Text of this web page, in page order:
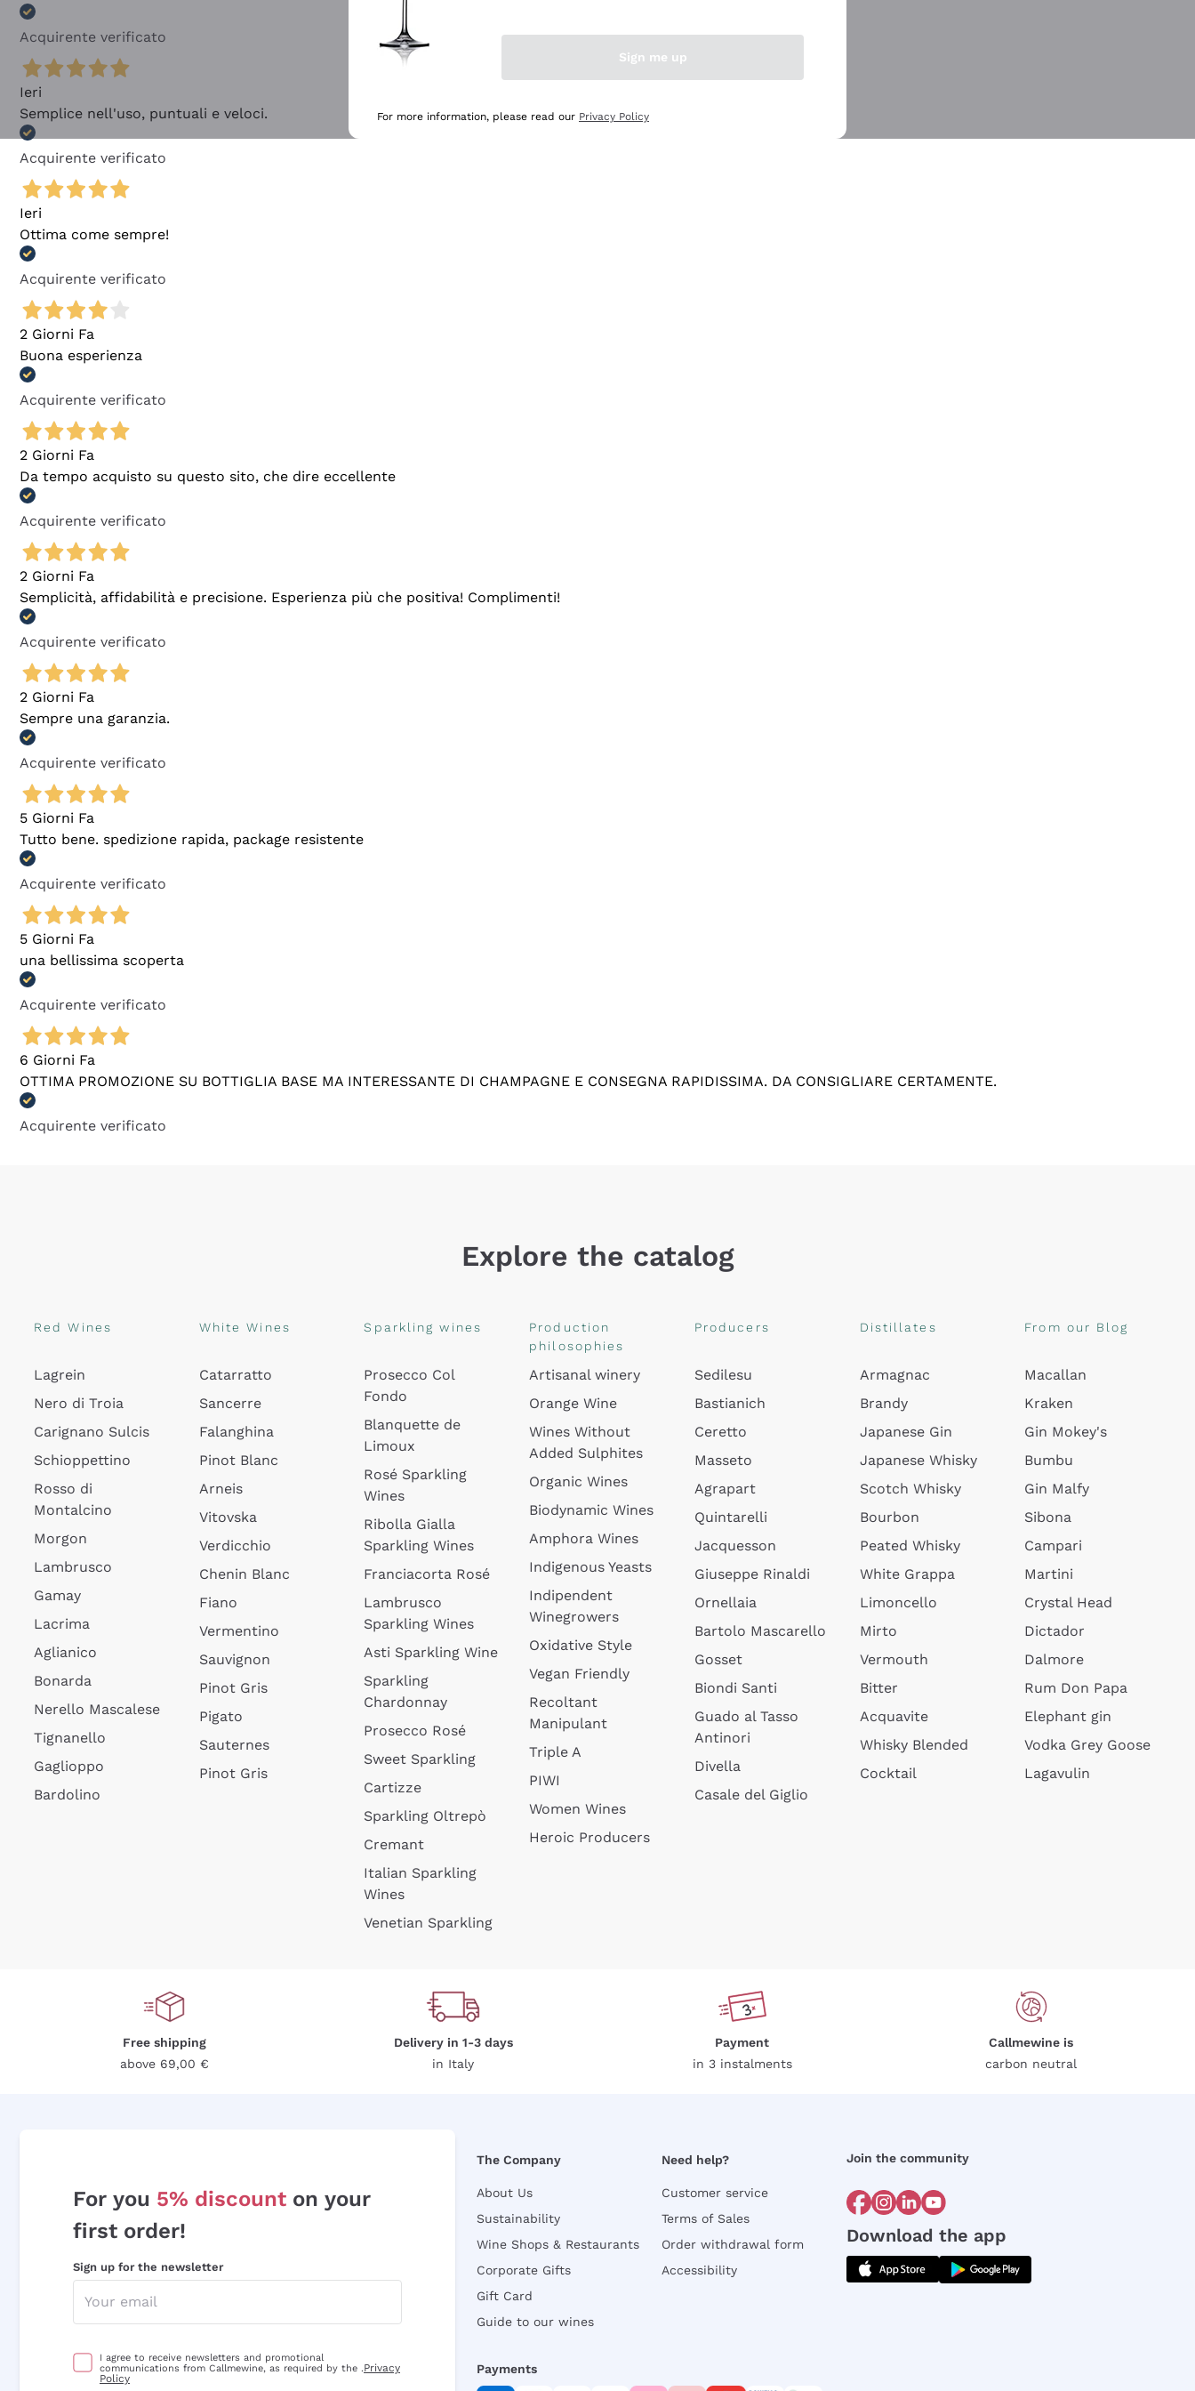
Acquirente verificato
Ieri
Semplice nell'uso, puntuali e veloci.
Acquirente verificato
Ieri
Ottima come sempre!
Acquirente verificato
2 Giorni Fa
Buona esperienza
Acquirente verificato
2 Giorni Fa
Da tempo acquisto su questo sito, che dire eccellente
Acquirente verificato
2 Giorni Fa
Semplicità, affidabilità e precisione. Esperienza più che positiva! Complimenti!
Acquirente verificato
2 Giorni Fa
Sempre una garanzia.
Acquirente verificato
5 Giorni Fa
Tutto bene. spedizione rapida, package resistente
Acquirente verificato
5 Giorni Fa
una bellissima scoperta
Acquirente verificato
6 Giorni Fa
OTTIMA PROMOZIONE SU BOTTIGLIA BASE MA INTERESSANTE DI CHAMPAGNE E CONSEGNA RAPIDISSIMA. DA CONSIGLIARE CERTAMENTE.
Acquirente verificato
Explore the catalog
Red Wines
Lagrein
Nero di Troia
Carignano Sulcis
Schioppettino
Rosso di
Montalcino
Morgon
Lambrusco
Gamay
Lacrima
Aglianico
Bonarda
Nerello Mascalese
Tignanello
Gaglioppo
Bardolino
White Wines
Catarratto
Sancerre
Falanghina
Pinot Blanc
Arneis
Vitovska
Verdicchio
Chenin Blanc
Fiano
Vermentino
Sauvignon
Pinot Gris
Pigato
Sauternes
Pinot Gris
Sparkling wines
Prosecco Col
Fondo
Blanquette de
Limoux
Rosé Sparkling
Wines
Ribolla Gialla
Sparkling Wines
Franciacorta Rosé
Lambrusco
Sparkling Wines
Asti Sparkling Wine
Sparkling
Chardonnay
Prosecco Rosé
Sweet Sparkling
Cartizze
Sparkling Oltrepò
Cremant
Italian Sparkling
Wines
Venetian Sparkling
Production
philosophies
Artisanal winery
Orange Wine
Wines Without
Added Sulphites
Organic Wines
Biodynamic Wines
Amphora Wines
Indigenous Yeasts
Indipendent
Winegrowers
Oxidative Style
Vegan Friendly
Recoltant
Manipulant
Triple A
PIWI
Women Wines
Heroic Producers
Producers
Sedilesu
Bastianich
Ceretto
Masseto
Agrapart
Quintarelli
Jacquesson
Giuseppe Rinaldi
Ornellaia
Bartolo Mascarello
Gosset
Biondi Santi
Guado al Tasso
Antinori
Divella
Casale del Giglio
Distillates
Armagnac
Brandy
Japanese Gin
Japanese Whisky
Scotch Whisky
Bourbon
Peated Whisky
White Grappa
Limoncello
Mirto
Vermouth
Bitter
Acquavite
Whisky Blended
Cocktail
From our Blog
Macallan
Kraken
Gin Mokey's
Bumbu
Gin Malfy
Sibona
Campari
Martini
Crystal Head
Dictador
Dalmore
Rum Don Papa
Elephant gin
Vodka Grey Goose
Lagavulin
Free shipping
above 69,00 €
Delivery in 1-3 days
in Italy
Payment
in 3 instalments
Callmewine is
carbon neutral
For you 5% discount on your
first order!
Sign up for the newsletter
I agree to receive newsletters and promotional
communications from Callmewine, as required by the .Privacy
Policy
The Company
About Us
Sustainability
Wine Shops & Restaurants
Corporate Gifts
Gift Card
Guide to our wines
Need help?
Customer service
Terms of Sales
Order withdrawal form
Accessibility
Join the community
Download the app
Payments
Sign me up
For more information, please read our Privacy Policy